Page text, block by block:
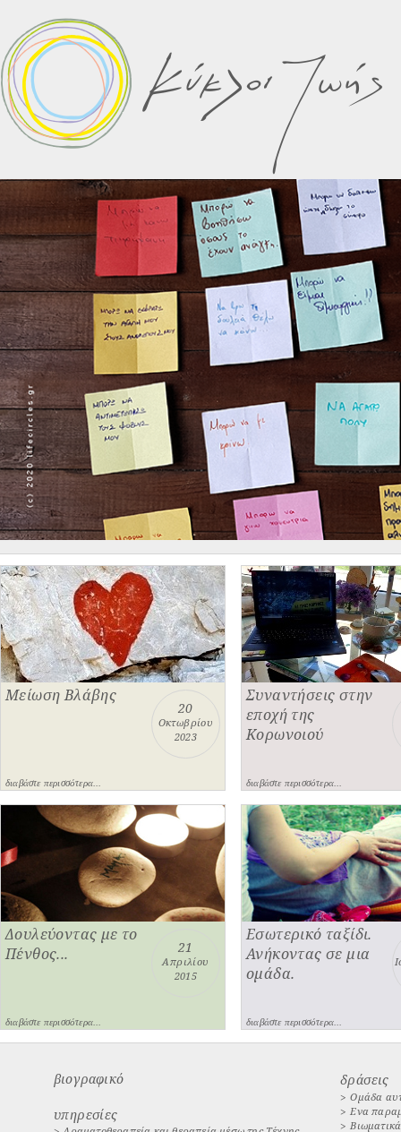
Μείωση Βλάβης
20
Οκτωβρίου
2023
διαβάστε περισσότερα...
Συναντήσεις στην
εποχή της
Κορωνοιού
διαβάστε περισσότερα...
Δουλεύοντας με το
Πένθος...
21
Απριλίου
2015
διαβάστε περισσότερα...
Εσωτερικό ταξίδι.
Ανήκοντας σε μια
ομάδα.
διαβάστε περισσότερα...
βιογραφικό
υπηρεσίες
δράσεις
> Ομάδα
> Ενα
>